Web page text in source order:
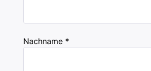
Nachname *